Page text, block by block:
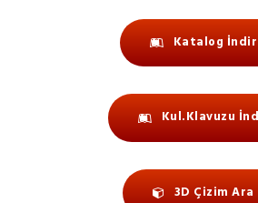
Katalog İndir
Kul.Klavuzu
3D Çizim Ara